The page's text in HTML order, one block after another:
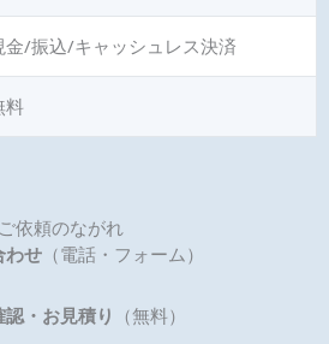
金/振込/キャッシュレス決済
料
ご依頼のながれ
わせ （電話・フォーム）
・お見積り （無料）